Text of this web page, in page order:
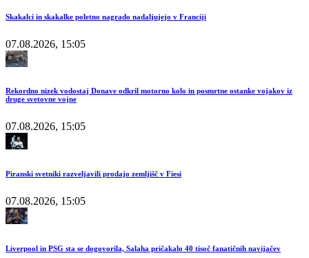
Skakalci in skakalke poletno nagrado nadaljujejo v Franciji
07.08.2026, 15:05
Rekordno nizek vodostaj Donave odkril motorno kolo in posmrtne ostanke vojakov iz
druge svetovne vojne
07.08.2026, 15:05
Piranski svetniki razveljavili prodajo zemljišč v Fiesi
07.08.2026, 15:05
Liverpool in PSG sta se dogovorila, Salaha pričakalo 40 tisoč fanatičnih navijačev